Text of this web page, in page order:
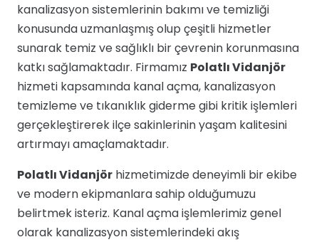
kanalizasyon sistemlerinin bakımı ve temizliği
konusunda uzmanlaşmış olup çeşitli hizmetler
sunarak temiz ve sağlıklı bir çevrenin korunmasına
katkı sağlamaktadır. Firmamız Polatlı Vidanjör
hizmeti kapsamında kanal açma, kanalizasyon
temizleme ve tıkanıklık giderme gibi kritik işlemleri
gerçekleştirerek ilçe sakinlerinin yaşam kalitesini
artırmayı amaçlamaktadır.
Polatlı Vidanjör hizmetimizde deneyimli bir ekibe
ve modern ekipmanlara sahip olduğumuzu
belirtmek isteriz. Kanal açma işlemlerimiz genel
olarak kanalizasyon sistemlerindeki akış